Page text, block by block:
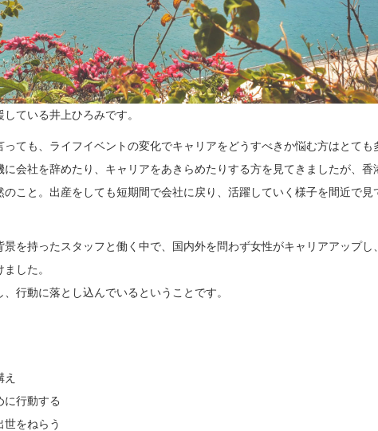
ている井上ひろみです。
ても、ライフイベントの変化でキャリアをどうすべきか悩む方はとても
会社を辞めたり、キャリアをあきらめたりする方を見てきましたが、香
こと。出産をしても短期間で会社に戻り、活躍していく様子を間近で見
を持ったスタッフと働く中で、国内外を問わず女性がキャリアアップし
した。
行動に落とし込んでいるということです。
に行動する
世をねらう